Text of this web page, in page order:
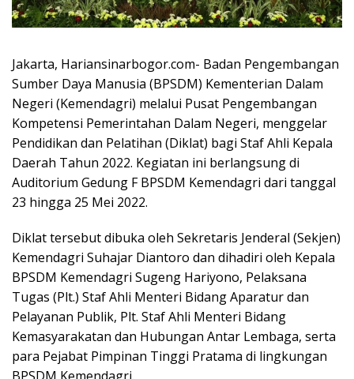
Jakarta, Hariansinarbogor.com- Badan Pengembangan
Sumber Daya Manusia (BPSDM) Kementerian Dalam
Negeri (Kemendagri) melalui Pusat Pengembangan
Kompetensi Pemerintahan Dalam Negeri, menggelar
Pendidikan dan Pelatihan (Diklat) bagi Staf Ahli Kepala
Daerah Tahun 2022. Kegiatan ini berlangsung di
Auditorium Gedung F BPSDM Kemendagri dari tanggal
23 hingga 25 Mei 2022.
Diklat tersebut dibuka oleh Sekretaris Jenderal (Sekjen)
Kemendagri Suhajar Diantoro dan dihadiri oleh Kepala
BPSDM Kemendagri Sugeng Hariyono, Pelaksana
Tugas (Plt.) Staf Ahli Menteri Bidang Aparatur dan
Pelayanan Publik, Plt. Staf Ahli Menteri Bidang
Kemasyarakatan dan Hubungan Antar Lembaga, serta
para Pejabat Pimpinan Tinggi Pratama di lingkungan